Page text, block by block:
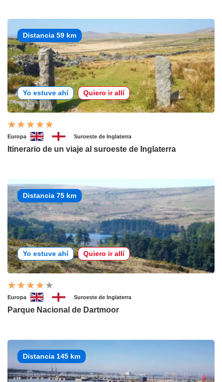
Distancia 59 km
Yo estuve ahí Quiero ir allí
Europa Suroeste de Inglaterra
Itinerario de un viaje al suroeste de Inglaterra
Distancia 75 km
Yo estuve ahí Quiero ir allí
Europa Suroeste de Inglaterra
Parque Nacional de Dartmoor
Distancia 145 km